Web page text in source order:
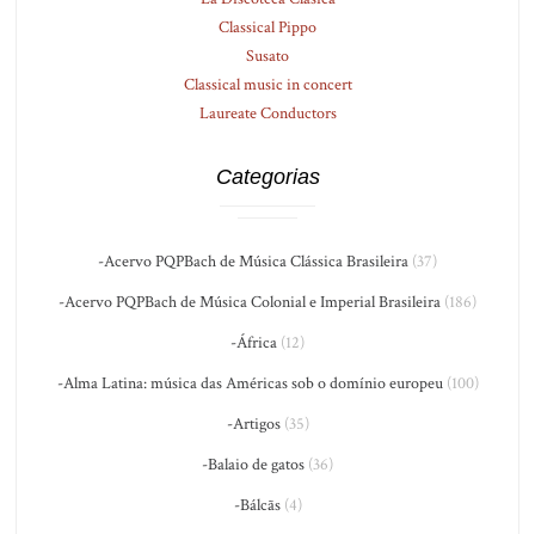
Classical Pippo
Susato
Classical music in concert
Laureate Conductors
Categorias
-Acervo PQPBach de Música Clássica Brasileira (37)
-Acervo PQPBach de Música Colonial e Imperial Brasileira (186)
-África (12)
-Alma Latina: música das Américas sob o domínio europeu(100)
-Artigos(35)
-Balaio de gatos (36)
-Bálcãs(4)